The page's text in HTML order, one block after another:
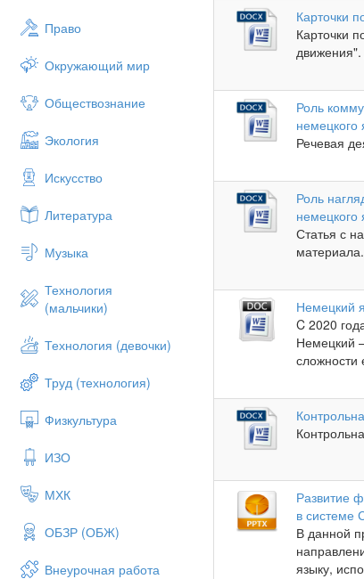
Право
Окружающий мир
Обществознание
Экология
Искусство
Литература
Музыка
Технология
(мальчики)
Технология (девочки)
Труд (технология)
Физкультура
ИЗО
МХК
ОБЗР (ОБЖ)
Внеурочная работа
Карточки
Карточки
Роль
немецкого
Речевая
Роль
немецкого
Статья с
Немецкий
C 2020
Немецкий
сложности
Развитие
в системе
В данной
языку,